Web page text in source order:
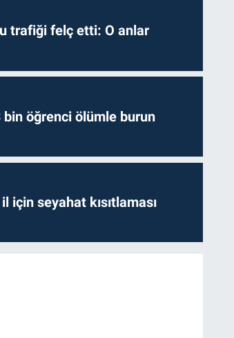
trafiği felç etti: O anlar
bin öğrenci ölümle burun
için seyahat kısıtlaması